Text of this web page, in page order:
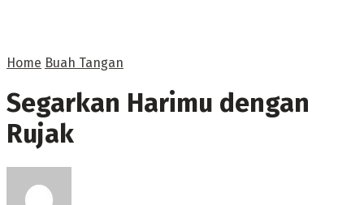
Home Buah Tangan
Segarkan Harimu dengan
Rujak ‎